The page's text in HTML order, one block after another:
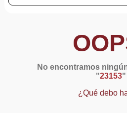
No encontramos
"23153"
¿Qué debo